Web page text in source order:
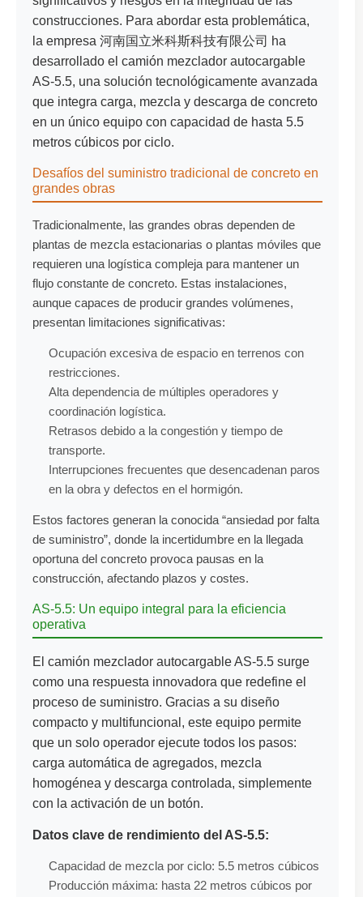
construcciones. Para abordar esta problemática,
la empresa 河南国立米科斯科技有限公司 ha
desarrollado el camión mezclador autocargable
AS-5.5, una solución tecnológicamente avanzada
que integra carga, mezcla y descarga de concreto
en un único equipo con capacidad de hasta 5.5
metros cúbicos por ciclo.
Desafíos del suministro tradicional de concreto en
grandes obras
Tradicionalmente, las grandes obras dependen de
plantas de mezcla estacionarias o plantas móviles que
requieren una logística compleja para mantener un
flujo constante de concreto. Estas instalaciones,
aunque capaces de producir grandes volúmenes,
presentan limitaciones significativas:
Ocupación excesiva de espacio en terrenos con
restricciones.
Alta dependencia de múltiples operadores y
coordinación logística.
Retrasos debido a la congestión y tiempo de
transporte.
Interrupciones frecuentes que desencadenan paros
en la obra y defectos en el hormigón.
Estos factores generan la conocida “ansiedad por falta
de suministro”, donde la incertidumbre en la llegada
oportuna del concreto provoca pausas en la
construcción, afectando plazos y costes.
AS-5.5: Un equipo integral para la eficiencia
operativa
El camión mezclador autocargable AS-5.5 surge
como una respuesta innovadora que redefine el
proceso de suministro. Gracias a su diseño
compacto y multifuncional, este equipo permite
que un solo operador ejecute todos los pasos:
carga automática de agregados, mezcla
homogénea y descarga controlada, simplemente
con la activación de un botón.
Datos clave de rendimiento del AS-5.5:
Capacidad de mezcla por ciclo: 5.5 metros cúbicos
Producción máxima: hasta 22 metros cúbicos por